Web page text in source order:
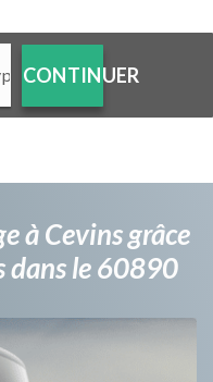
CONTINUER
à Cevins grâce
dans le 60890